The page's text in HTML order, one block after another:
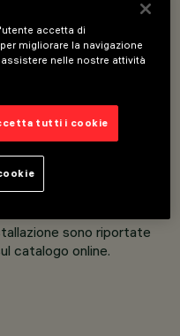
di spessore da 1
molle in acciaio.
in alluminio
basculante +/- 30° e
pressofuso.
in termoplastico
antiabbagliamento
comfort visivo anche
sono riportate
catalogo online.
accetta di
migliorare la navigazione
nelle nostre attività
tutti i cookie